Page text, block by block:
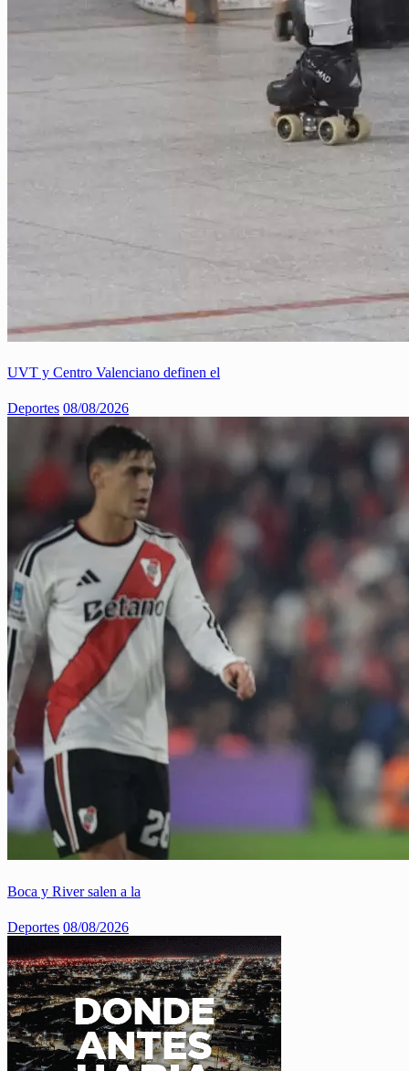
UVT y Centro Valenciano definen el
Deportes 08/08/2026
Boca y River salen a la
Deportes 08/08/2026